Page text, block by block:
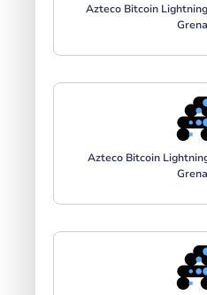
Azteco Bitcoin
Azteco Bitcoin